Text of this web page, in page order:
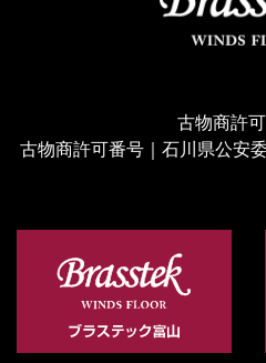
古物商許
古物商許可番号｜石川県公安